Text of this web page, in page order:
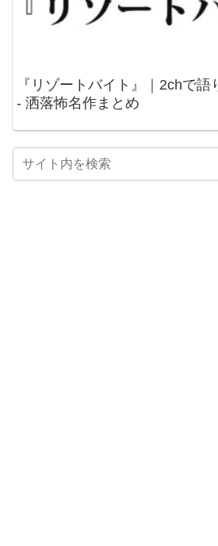
『リゾートバイト』｜2chで
- 洒落怖名作まとめ